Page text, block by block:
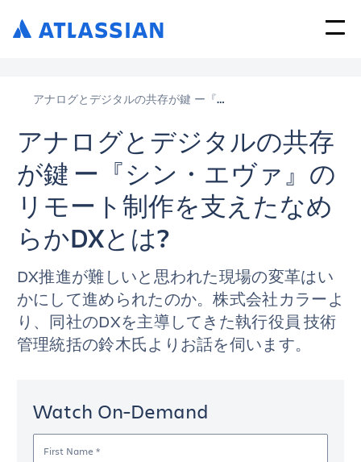
アナログとデジタルの共存が鍵 ー『シン・エヴァ』のリモート制作を支えたなめらかDXとは?
アナログとデジタルの共存
が鍵 ー『シン・エヴァ』の
リモート制作を支えたなめ
らかDXとは?
DX推進が難しいと思われた現場の変革はい
かにして進められたのか。株式会社カラーよ
り、同社のDXを主導してきた執行役員 技術
管理統括の鈴木氏よりお話を伺います。
Watch On-Demand